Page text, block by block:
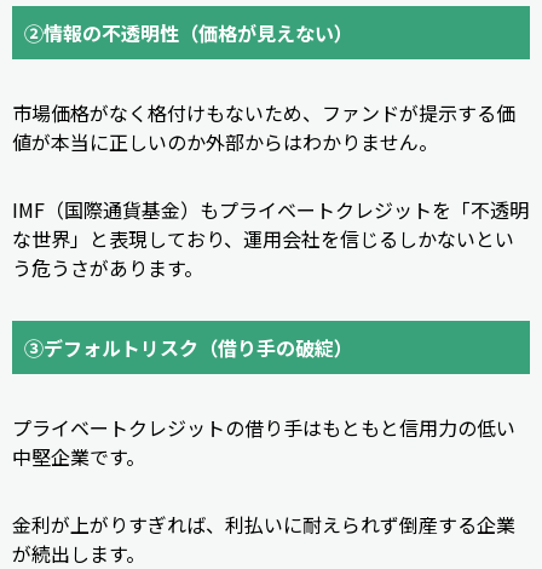
②情報の不透明性（価格が見えない）
市場価格がなく格付けもないため、ファンドが提示する価
値が本当に正しいのか外部からはわかりません。
IMF（国際通貨基金）もプライベートクレジットを「不透明
な世界」と表現しており、運用会社を信じるしかないとい
う危うさがあります。
③デフォルトリスク（借り手の破綻）
プライベートクレジットの借り手はもともと信用力の低い
中堅企業です。
金利が上がりすぎれば、利払いに耐えられず倒産する企業
が続出します。